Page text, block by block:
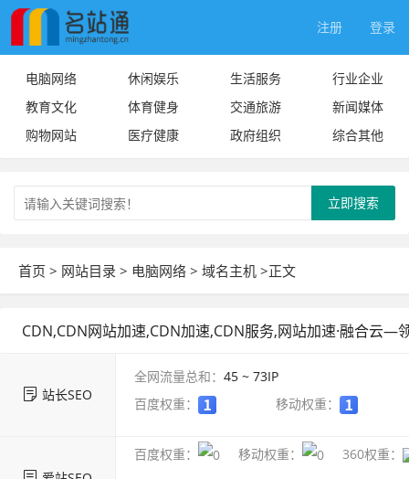
注册 登录
电脑网络 休闲娱乐 生活服务
行业企业
教育文化
体育健身 交通旅游
新闻媒体
购物网站
医疗健康 政府组织 综合其他
立即搜索
首页 > 网站目录 > 电脑网络 > 域名主机 >正文
CDN,CDN网站加速,CDN加速,CDN服务,网站加速·融合云—
站长SEO
全网流量总和： 45 ~ 73IP
百度权重：
移动权重：
百度权重： 移动权重： 360权重：